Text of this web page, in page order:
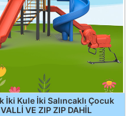
İki Kule İki Salıncaklı Çocuk
VE ZIP ZIP DAHİL